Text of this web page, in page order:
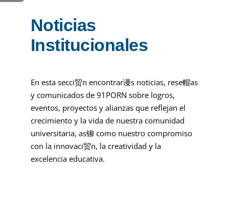
Servicios
Noticias
Institucionales
En esta secci贸n encontrar谩s noticias, rese帽as
y comunicados de 91PORN sobre logros,
eventos, proyectos y alianzas que reflejan el
crecimiento y la vida de nuestra comunidad
universitaria, as铆 como nuestro compromiso
con la innovaci贸n, la creatividad y la
excelencia educativa.